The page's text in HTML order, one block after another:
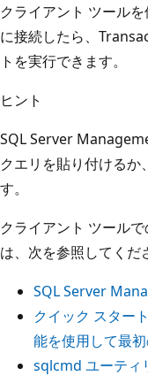
クライアント ツール
に接続したら、
トを実行できます。
ヒント
SQL Server
クエリを貼り付けるか
す。
クライアント ツール
は、次を参照してくだ
SQL Server
クイック スター
能を使用して最
sqlcmd ユーティ